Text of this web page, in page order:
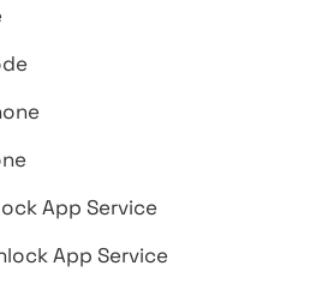
App Service
App Service